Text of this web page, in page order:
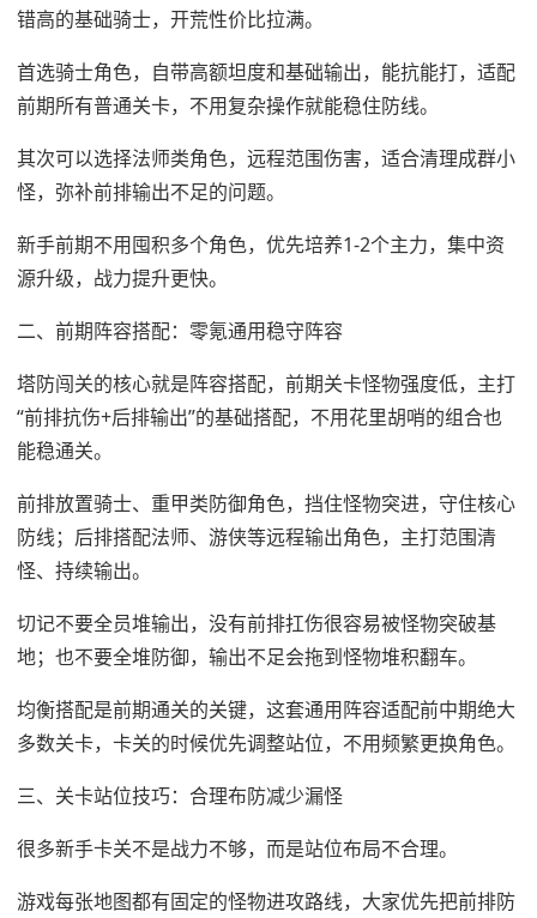
错高的基础骑士，开荒性价比拉满。
首选骑士角色，自带高额坦度和基础输出，能抗能打，适配
前期所有普通关卡，不用复杂操作就能稳住防线。
其次可以选择法师类角色，远程范围伤害，适合清理成群小
怪，弥补前排输出不足的问题。
新手前期不用囤积多个角色，优先培养1-2个主力，集中资
源升级，战力提升更快。
二、前期阵容搭配：零氪通用稳守阵容
塔防闯关的核心就是阵容搭配，前期关卡怪物强度低，主打
“前排抗伤+后排输出”的基础搭配，不用花里胡哨的组合也
能稳通关。
前排放置骑士、重甲类防御角色，挡住怪物突进，守住核心
防线；后排搭配法师、游侠等远程输出角色，主打范围清
怪、持续输出。
切记不要全员堆输出，没有前排扛伤很容易被怪物突破基
地；也不要全堆防御，输出不足会拖到怪物堆积翻车。
均衡搭配是前期通关的关键，这套通用阵容适配前中期绝大
多数关卡，卡关的时候优先调整站位，不用频繁更换角色。
三、关卡站位技巧：合理布防减少漏怪
很多新手卡关不是战力不够，而是站位布局不合理。
游戏每张地图都有固定的怪物进攻路线，大家优先把前排防